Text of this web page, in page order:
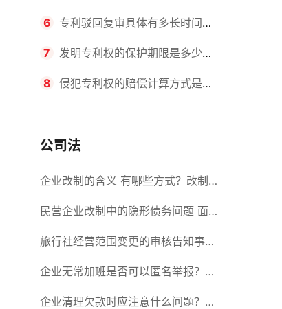
利的无效情形有哪些？
6 专利驳回复审具体有多长时间？
哪些情况下专利申请可能被驳回？
7 发明专利权的保护期限是多少
年？非专利发明人是否有专利申请
8 侵犯专利权的赔偿计算方式是什
间？
公司法
企业改制的含义 有哪些方式？改制
后国企员工属于什么性质？
民营企业改制中的隐形债务问题 面
对隐形债务问题应该如何解决？
旅行社经营范围变更的审核告知事项
旅游业的发展现状和趋势
企业无常加班是否可以匿名举报？强
制加班公司没有加班费怎么办？
企业清理欠款时应注意什么问题？企